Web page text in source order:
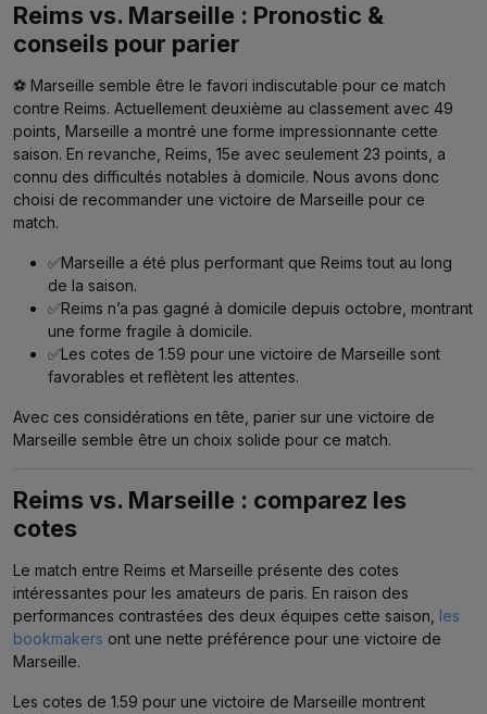
Reims vs. Marseille : Pronostic &
conseils pour parier
⚽ Marseille semble être le favori indiscutable pour ce match
contre Reims. Actuellement deuxième au classement avec 49
points, Marseille a montré une forme impressionnante cette
saison. En revanche, Reims, 15e avec seulement 23 points, a
connu des difficultés notables à domicile. Nous avons donc
choisi de recommander une victoire de Marseille pour ce
match.
✅Marseille a été plus performant que Reims tout au long
de la saison.
✅Reims n’a pas gagné à domicile depuis octobre, montrant
une forme fragile à domicile.
✅Les cotes de 1.59 pour une victoire de Marseille sont
favorables et reflètent les attentes.
Avec ces considérations en tête, parier sur une victoire de
Marseille semble être un choix solide pour ce match.
Reims vs. Marseille : comparez les
cotes
Le match entre Reims et Marseille présente des cotes
intéressantes pour les amateurs de paris. En raison des
performances contrastées des deux équipes cette saison, les
bookmakers ont une nette préférence pour une victoire de
Marseille.
Les cotes de 1.59 pour une victoire de Marseille montrent